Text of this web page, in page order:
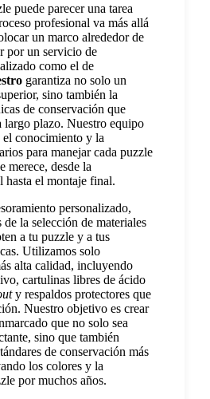
puede parecer una tarea
profesional va más allá
un marco alrededor de
por un servicio de
como el de
garantiza no solo un
sino también la
de conservación que
largo plazo. Nuestro equipo
el conocimiento y la
para manejar cada puzzle
merece, desde la
hasta el montaje final.
personalizado,
de la selección de materiales
a tu puzzle y a tus
Utilizamos solo
alta calidad, incluyendo
cartulinas libres de ácido
y respaldos protectores que
Nuestro objetivo es crear
que no solo sea
sino que también
de conservación más
los colores y la
por muchos años.